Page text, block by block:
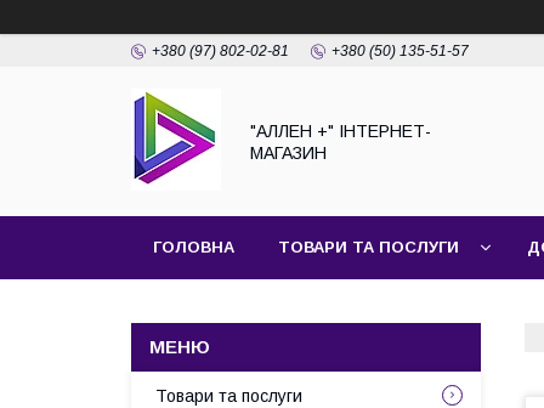
+380 (97) 802-02-81 +380 (50) 135-51-57
"АЛЛЕН +" ІНТЕРНЕТ-
МАГАЗИН
ГОЛОВНА ТОВАРИ ТА ПОСЛУГИ
Товари та послуги